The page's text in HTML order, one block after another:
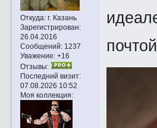
Откуда:г. Казань
Зарегистрирован:
26.04.2016
Сообщений:1237
Уважение: +16
Отзывы:
Последний визит:
07.08.2026 10:52
Моя коллекция: